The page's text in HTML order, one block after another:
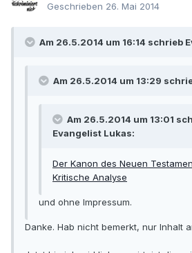
Geschrieben 26. Mai 2014
Am 26.5.2014 um 16:14 schrieb
Am 26.5.2014 um 13:29
Am 26.5.2014 um 13:01
Evangelist Lukas:
Der Kanon des Neuen
Kritische Analyse
und ohne Impressum.
Danke. Hab nicht bemerkt, nur Inhalt